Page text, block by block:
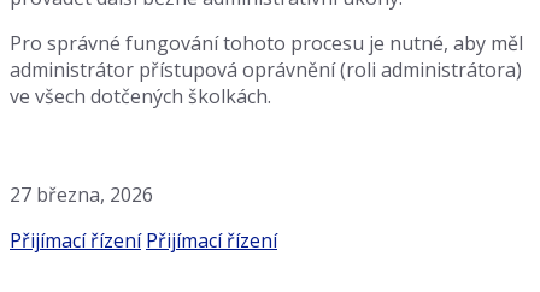
Pro správné fungování tohoto procesu je nutné, aby měl
administrátor přístupová oprávnění (roli administrátora)
ve všech dotčených školkách.
27 března, 2026
Kategorie:
Přijímací řízení Štítky:
Přijímací řízení